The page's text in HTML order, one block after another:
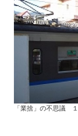
「業捨」の不思議 １